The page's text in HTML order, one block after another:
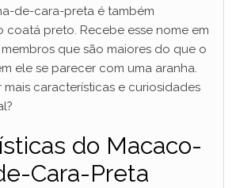
de-cara-preta é também
preto. Recebe esse nome em
que são maiores do que o
ele se parecer com uma aranha.
características e curiosidades
do Macaco-
Cara-Preta